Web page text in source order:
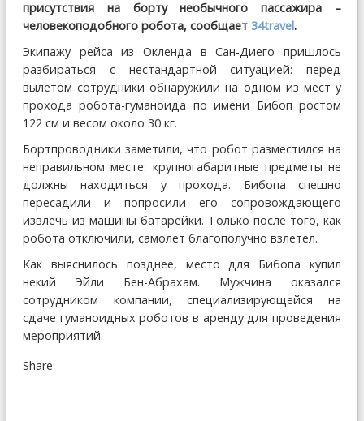
присутствия на борту необычного пассажира –
человекоподобного робота, сообщает 34travel.
Экипажу рейса из Окленда в Сан-Диего пришлось
разбираться с нестандартной ситуацией: перед
вылетом сотрудники обнаружили на одном из мест у
прохода робота-гуманоида по имени Бибоп ростом
122 см и весом около 30 кг.
Бортпроводники заметили, что робот разместился на
неправильном месте: крупногабаритные предметы не
должны находиться у прохода. Бибопа спешно
пересадили и попросили его сопровождающего
извлечь из машины батарейки. Только после того, как
робота отключили, самолет благополучно взлетел.
Как выяснилось позднее, место для Бибопа купил
некий Эйли Бен-Абрахам. Мужчина оказался
сотрудником компании, специализирующейся на
сдаче гуманоидных роботов в аренду для проведения
мероприятий.
Share